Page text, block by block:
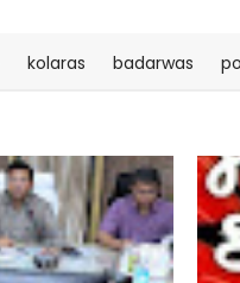
kolaras badarwas